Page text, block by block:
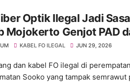
Optik Ilegal Jadi
Mojokerto Genjot PAD
KotaKABEL FO ILEGAL JUN 29, 2026
dan kabel FO ilegal di
Sooko yang tampak semrawut